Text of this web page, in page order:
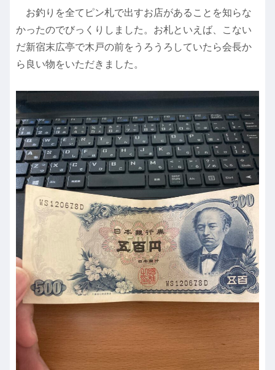
お釣りを全てピン札で出すお店があることを知らな
かったのでびっくりしました。お札といえば、こない
だ新宿末広亭で木戸の前をうろうろしていたら会長か
ら良い物をいただきました。